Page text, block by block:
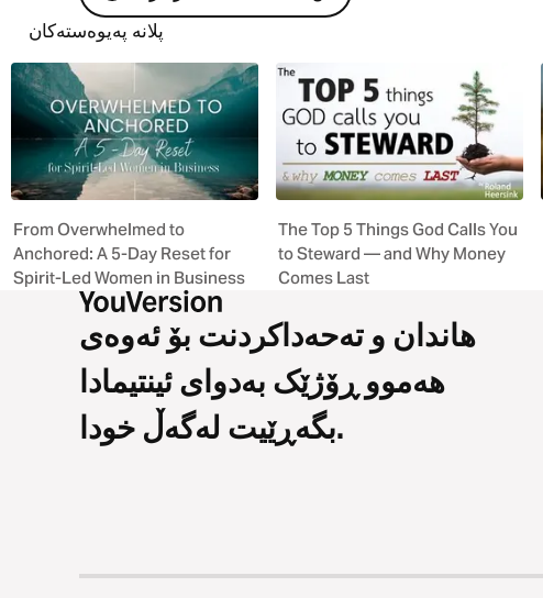
پلانە پەیوەستەکان
From Overwhelmed to
Anchored: A 5-Day Reset for
Spirit-Led Women in Business
The Top 5 Things God Calls You
to Steward — and Why Money
Comes Last
هاندان و تەحەداکردنت بۆ ئەوەی
هەموو ڕۆژێک بەدوای ئینتیمادا
بگەڕێیت لەگەڵ خودا.